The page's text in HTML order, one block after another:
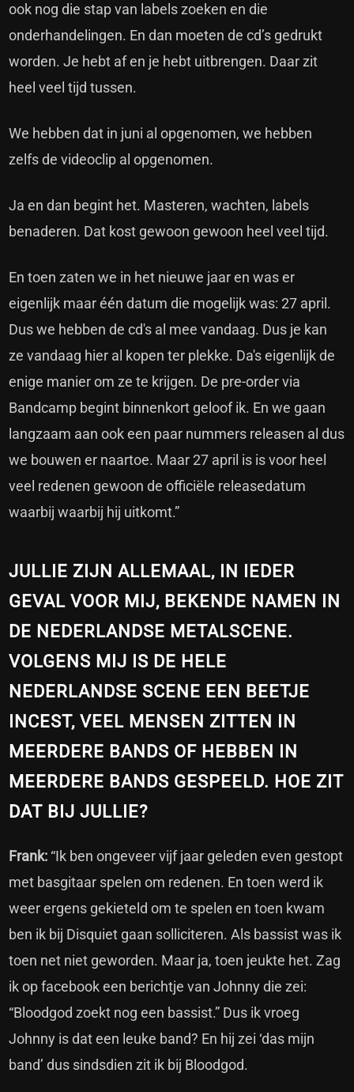
ook nog die stap van labels zoeken en die
onderhandelingen. En dan moeten de cd’s gedrukt
worden. Je hebt af en je hebt uitbrengen. Daar zit
heel veel tijd tussen.
We hebben dat in juni al opgenomen, we hebben
zelfs de videoclip al opgenomen.
Ja en dan begint het. Masteren, wachten, labels
benaderen. Dat kost gewoon gewoon heel veel tijd.
En toen zaten we in het nieuwe jaar en was er
eigenlijk maar één datum die mogelijk was: 27 april.
Dus we hebben de cd's al mee vandaag. Dus je kan
ze vandaag hier al kopen ter plekke. Da's eigenlijk de
enige manier om ze te krijgen. De pre-order via
Bandcamp begint binnenkort geloof ik. En we gaan
langzaam aan ook een paar nummers releasen al dus
we bouwen er naartoe. Maar 27 april is is voor heel
veel redenen gewoon de officiële releasedatum
waarbij waarbij hij uitkomt.”
JULLIE ZIJN ALLEMAAL, IN IEDER
GEVAL VOOR MIJ, BEKENDE NAMEN IN
DE NEDERLANDSE METALSCENE.
VOLGENS MIJ IS DE HELE
NEDERLANDSE SCENE EEN BEETJE
INCEST, VEEL MENSEN ZITTEN IN
MEERDERE BANDS OF HEBBEN IN
MEERDERE BANDS GESPEELD. HOE ZIT
DAT BIJ JULLIE?
Frank: “Ik ben ongeveer vijf jaar geleden even gestopt
met basgitaar spelen om redenen. En toen werd ik
weer ergens gekieteld om te spelen en toen kwam
ben ik bij Disquiet gaan solliciteren. Als bassist was ik
toen net niet geworden. Maar ja, toen jeukte het. Zag
ik op facebook een berichtje van Johnny die zei:
“Bloodgod zoekt nog een bassist.” Dus ik vroeg
Johnny is dat een leuke band? En hij zei ‘das mijn
band’ dus sindsdien zit ik bij Bloodgod.